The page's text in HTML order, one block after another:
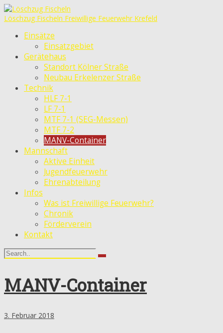
Löschzug Fischeln Freiwillige Feuerwehr Krefeld
Einsätze
Einsatzgebiet
Gerätehaus
Standort Kölner Straße
Neubau Erkelenzer Straße
Technik
HLF 7-1
LF 7-1
MTF 7-1 (SEG-Messen)
MTF 7-2
MANV-Container
Mannschaft
Aktive Einheit
Jugendfeuerwehr
Ehrenabteilung
Infos
Was ist Freiwillige Feuerwehr?
Chronik
Förderverein
Kontakt
MANV-Container
3. Februar 2018